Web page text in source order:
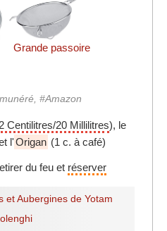
Grande passoire
#Amazon
Centilitres/20 Millilitres), le
l'Origan (1 c. à café)
du feu et réserver